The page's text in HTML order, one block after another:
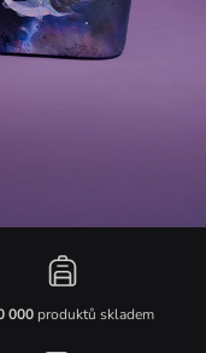
000produktů skladem